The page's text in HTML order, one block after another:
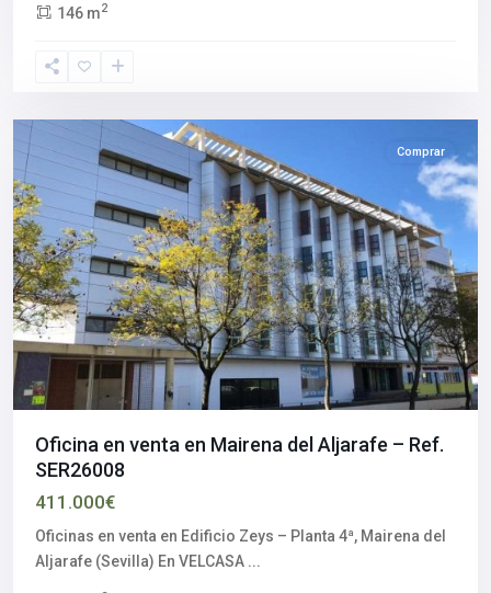
146 m2
del
Sevilla
Comprar
Oficina en venta en Mairena del Aljarafe – Ref.
SER26008
411.000€
Oficinas en venta en Edificio Zeys – Planta 4ª, Mairena del
Aljarafe (Sevilla) En VELCASA ...